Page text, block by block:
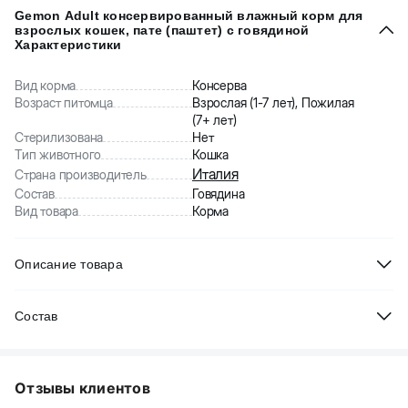
Gemon Adult консервированный влажный корм для
взрослых кошек, пате (паштет) с говядиной
Характеристики
Вид корма
Консерва
Возраст питомца
Взрослая (1-7 лет), Пожилая
(7+ лет)
Стерилизована
Нет
Тип животного
Кошка
Страна производитель
Италия
Состав
Говядина
Вид товара
Корма
Описание товара
сбалансированный премиальный корм для кошек от
- мясные ингредиенты (говядина) на первом месте в составе
Состав
Отзывы клиентов